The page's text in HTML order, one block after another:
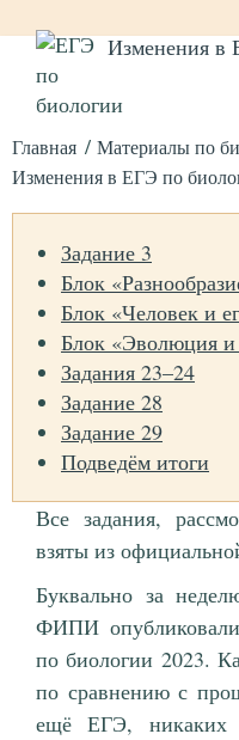
Изменения в
Главная
Материалы по
Изменения в ЕГЭ по
Задание 3
Блок
Блок «Человек и
Блок «Эволюция и
Задания 23–24
Задание 28
Задание 29
Подведём итоги
Все задания,
взяты из
Буквально за
ФИПИ
по биологии 2023.
по сравнению с
ещё ЕГЭ, никаких